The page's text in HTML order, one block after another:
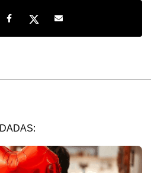
LinkedIn
Share on Facebook
Share on TwitterShare by e-mail